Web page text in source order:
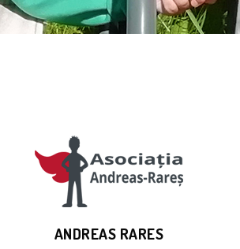
ANDREAS RARES